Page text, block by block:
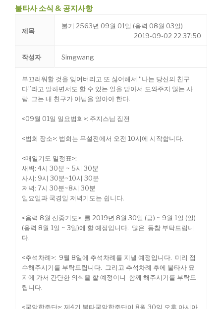
불타사 소식 & 공지사항
제목
불기 2563년 09월 01일 (음력 08월 03일)
2019-09-02 22:37:50
작성자 Simgwang
부끄러워할 것을 잊어버리고 또 싫어해서 “나는 당신의 친구
다”라고 말하면서도 할 수 있는 일을 맡아서 도와주지 않는 사
람, 그는 내 친구가 아님을 알아야 한다.
<09월 01일 일요법회>: 주지스님 집전
<법회 장소>: 법회는 무설전에서 오전 10시에 시작합니다.
<매일기도 일정표>:
새벽: 4시 30분 ~ 5시 30분
사시: 9시 30분~10시 30분
저녁: 7시 30분~8시 30분
일요일과 국경일 저녁기도는 쉽니다.
<음력 8월 신중기도>: 를 2019년 8월 30일 (금) ~ 9월 1일 (일)
(음력 8월 1일 ~ 3일)에 할 예정입니다. 많은 동참 부탁드립니
다.
<추석차례>: 9월 8일에 추석차례를 지낼 예정입니다. 미리 접
수해주시기를 부탁드립니다. 그리고 추석차례 후에 불타사 묘
지에 가서 간단한 의식을 할 예정이니 함께 해주시기를 부탁드
립니다.
<국악합주단>: 제4기 불타국악합주단이 8월 30일 오후 아시아